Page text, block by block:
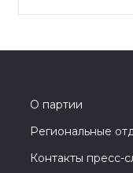
О партии
Региональные
Контакты пресс-